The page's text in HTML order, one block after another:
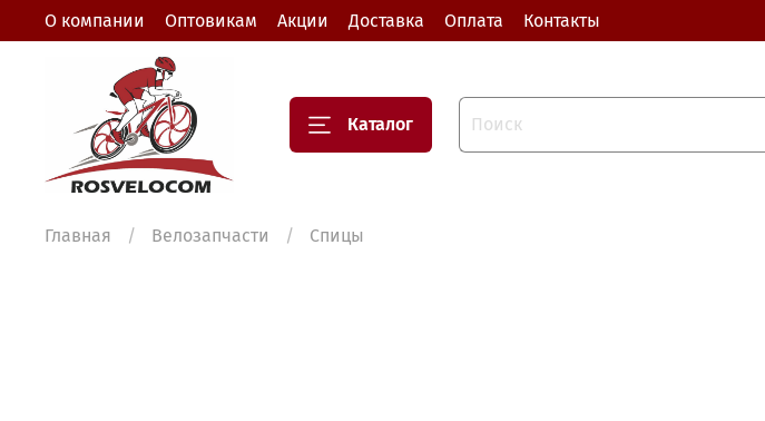
О компании Оптовикам Акции Доставка Оплата Контакты
Каталог
Главная Велозапчасти Спицы